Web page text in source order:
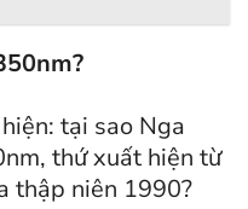
tại sao Nga
thứ xuất hiện từ
thập niên 1990?